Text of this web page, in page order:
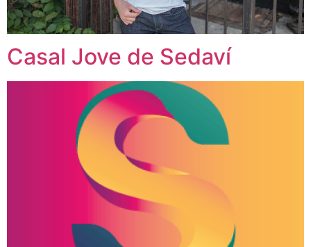
Casal Jove de Sedaví